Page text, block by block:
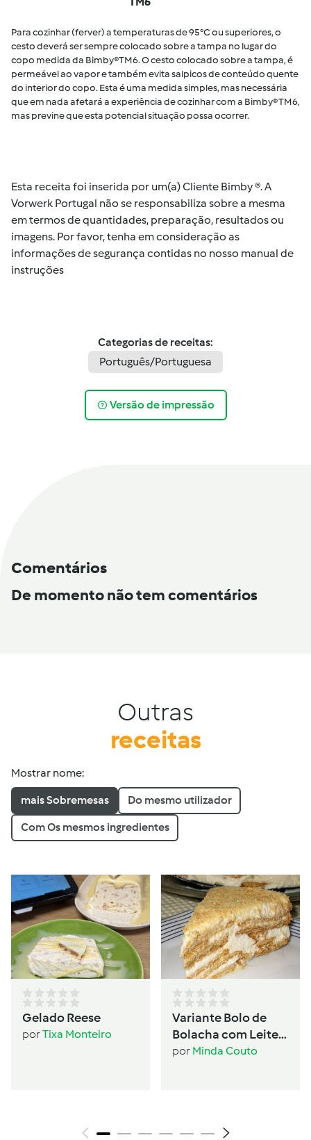
Para cozinhar (ferver) a temperaturas de 95°C ou superiores, o
cesto deverá ser sempre colocado sobre a tampa no lugar do
copo medida da Bimby®TM6. O cesto colocado sobre a tampa, é
permeável ao vapor e também evita salpicos de conteúdo quente
do interior do copo. Esta é uma medida simples, mas necessária
que em nada afetará a experiência de cozinhar com a Bimby® TM6,
mas previne que esta potencial situação possa ocorrer.
Esta receita foi inserida por um(a) Cliente Bimby ®. A
Vorwerk Portugal não se responsabiliza sobre a mesma
em termos de quantidades, preparação, resultados ou
imagens. Por favor, tenha em consideração as
informações de segurança contidas no nosso manual de
instruções
Categorias de receitas:
Português/Portuguesa
Versão de impressão
Comentários
De momento não tem comentários
Outras
receitas
Mostrar nome:
mais Sobremesas Do mesmo utilizador
Com Os mesmos ingredientes
Gelado Reese
porTixa Monteiro
Variante Bolo de
Bolacha com Leite
Condensado
por Minda Couto